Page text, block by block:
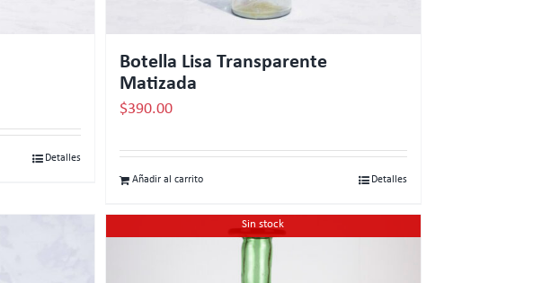
Detalles
Botella Lisa Transparente
Matizada
$390.00
Añadir al carrito Detalles
Sin stock